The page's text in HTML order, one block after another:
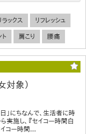
ラックス リフレッシュ
肩こり 腰痛
対象）
」にちなんで、生活者に時
施し、『セイコー時間白
イコー時間...